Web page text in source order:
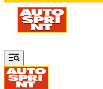
Vai al contenuto principale